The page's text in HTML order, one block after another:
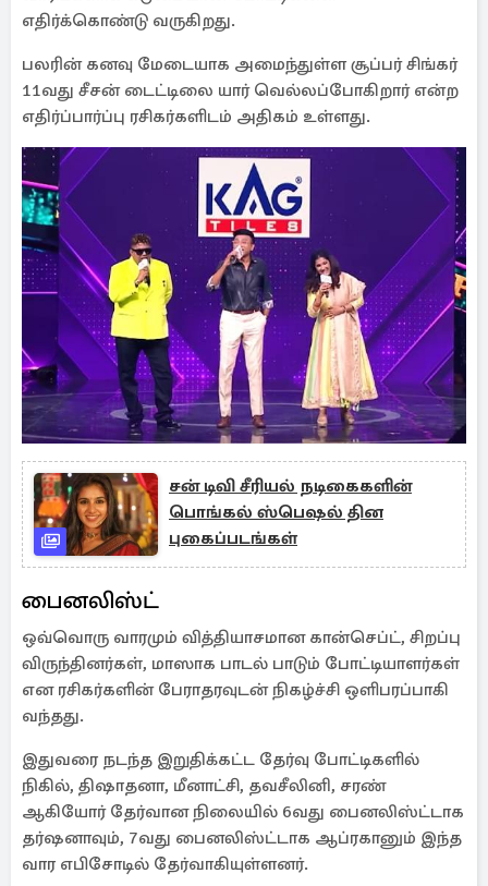
எதிர்க்கொண்டு வருகிறது.
பலரின் கனவு மேடையாக அமைந்துள்ள சூப்பர் சிங்கர்
11வது சீசன் டைட்டிலை யார் வெல்லப்போகிறார் என்ற
எதிர்ப்பார்ப்பு ரசிகர்களிடம் அதிகம் உள்ளது.
சன் டிவி சீரியல் நடிகைகளின்
பொங்கல் ஸ்பெஷல் தின
புகைப்படங்கள்
பைனலிஸ்ட்
ஒவ்வொரு வாரமும் வித்தியாசமான கான்செப்ட், சிறப்பு
விருந்தினர்கள், மாஸாக பாடல் பாடும் போட்டியாளர்கள்
என ரசிகர்களின் பேராதரவுடன் நிகழ்ச்சி ஒளிபரப்பாகி
வந்தது.
இதுவரை நடந்த இறுதிக்கட்ட தேர்வு போட்டிகளில்
நிகில், திஷாதனா, மீனாட்சி, தவசீலினி, சரண்
ஆகியோர் தேர்வான நிலையில் 6வது பைனலிஸ்ட்டாக
தர்ஷனாவும், 7வது பைனலிஸ்ட்டாக ஆப்ரகானும் இந்த
வார எபிசோடில் தேர்வாகியுள்ளனர்.